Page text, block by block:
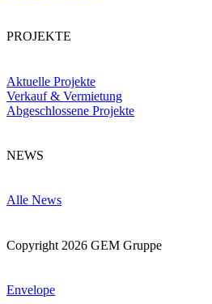
PROJEKTE
Aktuelle Projekte
Verkauf & Vermietung
Abgeschlossene Projekte
NEWS
Alle News
Copyright 2026 GEM Gruppe
Envelope